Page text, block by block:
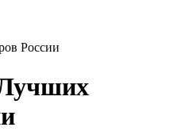
России